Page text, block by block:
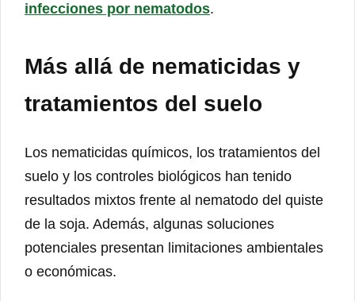
infecciones por nematodos.
Más allá de nematicidas y
tratamientos del suelo
Los nematicidas químicos, los tratamientos del
suelo y los controles biológicos han tenido
resultados mixtos frente al nematodo del quiste
de la soja. Además, algunas soluciones
potenciales presentan limitaciones ambientales
o económicas.